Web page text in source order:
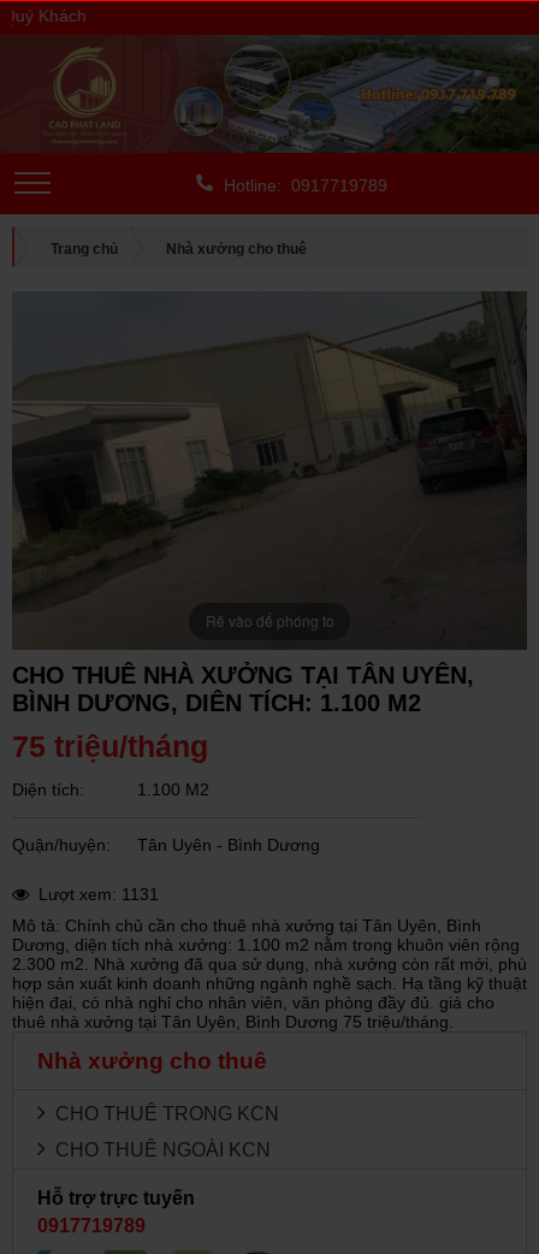
Khách
Hotline: 0917719789
Trang chủ Nhà xưởng cho thuê
CHO THUÊ NHÀ XƯỞNG TẠI TÂN UYÊN, BÌNH DƯƠNG, DIÊN TÍCH:
1.100 M2
Rê vào để phóng to
CHO THUÊ NHÀ XƯỞNG TẠI TÂN UYÊN,
BÌNH DƯƠNG, DIÊN TÍCH: 1.100 M2
75 triệu/tháng
Diện tích: 1.100 M2
Quận/huyện: Tân Uyên - Bình Dương
Lượt xem: 1131
Mô tả: Chính chủ cần cho thuê nhà xưởng tại Tân Uyên, Bình
Dương, diện tích nhà xưởng: 1.100 m2 nằm trong khuôn viên rộng
2.300 m2. Nhà xưởng đã qua sử dụng, nhà xưởng còn rất mới, phù
hợp sản xuất kinh doanh những ngành nghề sạch. Hạ tầng kỹ thuật
hiện đại, có nhà nghỉ cho nhân viên, văn phòng đầy đủ. giá cho
thuê nhà xưởng tại Tân Uyên, Bình Dương 75 triệu/tháng.
Nhà xưởng cho thuê
CHO THUÊ TRONG KCN
CHO THUÊ NGOÀI KCN
Hỗ trợ trực tuyến
0917719789